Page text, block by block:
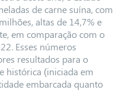
de carne suína, com
altas de 14,7% e
em comparação com o
Esses números
resultados para o
histórica (iniciada em
embarcada quanto